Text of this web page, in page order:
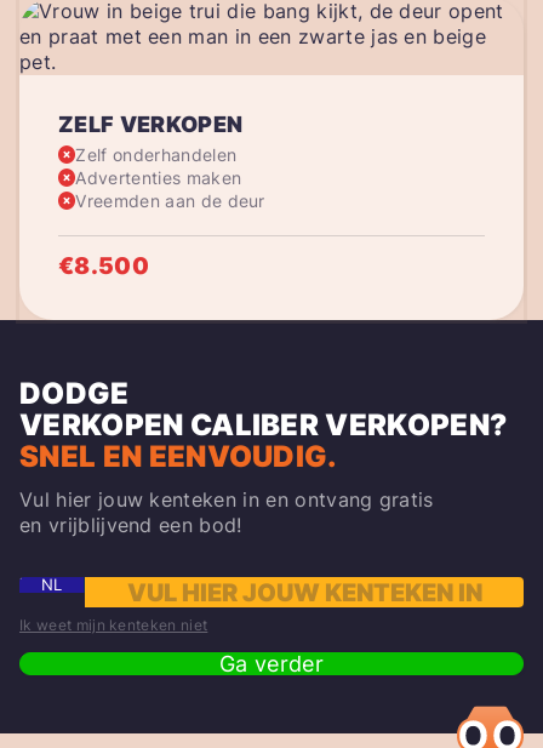
ZELF VERKOPEN
Zelf onderhandelen
Advertenties maken
Vreemden aan de deur
€8.500
DODGE
VERKOPEN CALIBER VERKOPEN?
SNEL EN EENVOUDIG.
Vul hier jouw kenteken in en ontvang gratis
en vrijblijvend een bod!
NL
Ik weet mijn kenteken niet
Ga verder